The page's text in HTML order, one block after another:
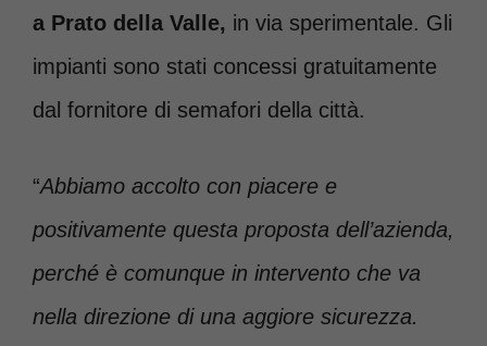
a Prato della Valle, in via sperimentale. Gli
impianti sono stati concessi gratuitamente
dal fornitore di semafori della città.
“Abbiamo accolto con piacere e
positivamente questa proposta dell’azienda,
perché è comunque in intervento che va
nella direzione di una aggiore sicurezza.